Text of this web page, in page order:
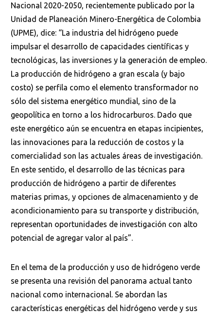
Nacional 2020-2050, recientemente publicado por la
Unidad de Planeación Minero-Energética de Colombia
(UPME), dice: “La industria del hidrógeno puede
impulsar el desarrollo de capacidades científicas y
tecnológicas, las inversiones y la generación de empleo.
La producción de hidrógeno a gran escala (y bajo
costo) se perfila como el elemento transformador no
sólo del sistema energético mundial, sino de la
geopolítica en torno a los hidrocarburos. Dado que
este energético aún se encuentra en etapas incipientes,
las innovaciones para la reducción de costos y la
comercialidad son las actuales áreas de investigación.
En este sentido, el desarrollo de las técnicas para
producción de hidrógeno a partir de diferentes
materias primas, y opciones de almacenamiento y de
acondicionamiento para su transporte y distribución,
representan oportunidades de investigación con alto
potencial de agregar valor al país”.
En el tema de la producción y uso de hidrógeno verde
se presenta una revisión del panorama actual tanto
nacional como internacional. Se abordan las
características energéticas del hidrógeno verde y sus